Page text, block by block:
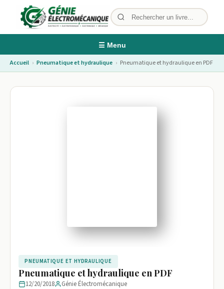
☰ Menu
Accueil › Pneumatique et hydraulique › Pneumatique et hydraulique en PDF
PNEUMATIQUE ET HYDRAULIQUE
Pneumatique et hydraulique en PDF
12/20/2018 Génie Électromécanique